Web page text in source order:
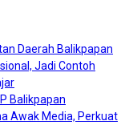
Daerah Balikpapan
Jadi Contoh
Balikpapan
Awak Media, Perkuat